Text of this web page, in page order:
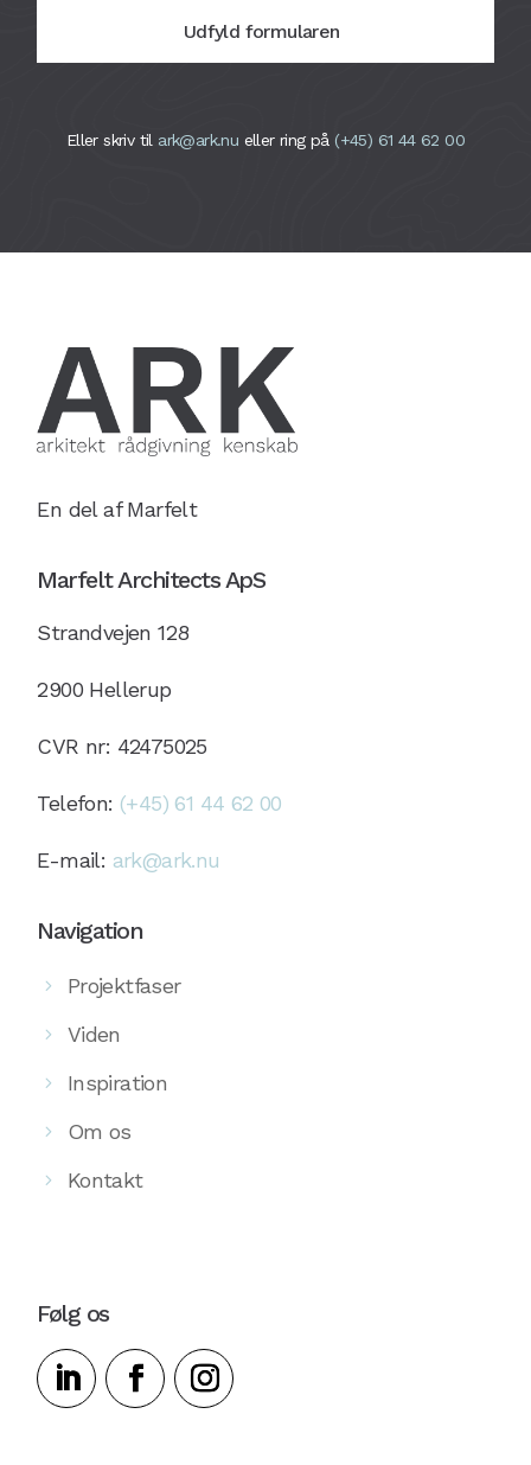
Udfyld formularen
Eller skriv til ark@ark.nu eller ring på (+45) 61 44 62 00
En del af Marfelt
Marfelt Architects ApS
Strandvejen 128
2900 Hellerup
CVR nr: 42475025
Telefon: (+45) 61 44 62 00
E-mail: ark@ark.nu
Navigation
Projektfaser
Viden
Inspiration
Om os
Kontakt
Følg os